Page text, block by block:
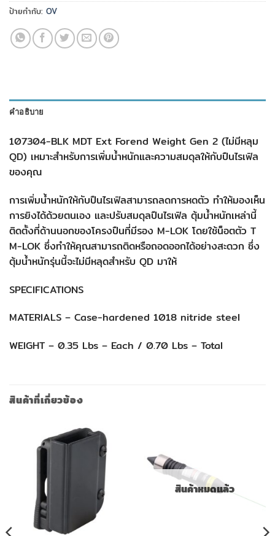
ป้ายกำกับ: OV
คำอธิบาย
107304-BLK MDT Ext Forend Weight Gen 2 (ไม่มีหลุม
QD) เหมาะสำหรับการเพิ่มน้ำหนักและความสมดุลให้กับปืนไรเฟิล
ของคุณ
การเพิ่มน้ำหนักให้กับปืนไรเฟิลสามารถลดการหดตัว ทำให้มองเห็น
การยิงได้ด้วยตนเอง และปรับสมดุลปืนไรเฟิล ตุ้มน้ำหนักเหล่านี้
ติดตั้งที่ด้านนอกของโครงปืนที่มีรอง M-LOK โดยใช้น็อตตัว T
M-LOK ซึ่งทำให้คุณสามารถติดหรือถอดออกได้อย่างสะดวก ซึ่ง
ตุ้มน้ำหนักรุ่นนี้จะไม่มีหลุดสำหรับ QD มาให้
SPECIFICATIONS
MATERIALS – Case-hardened 1018 nitride steel
WEIGHT – 0.35 Lbs – Each / 0.70 Lbs – Total
สินค้าที่เกี่ยวข้อง
สินค้าหมดแล้ว